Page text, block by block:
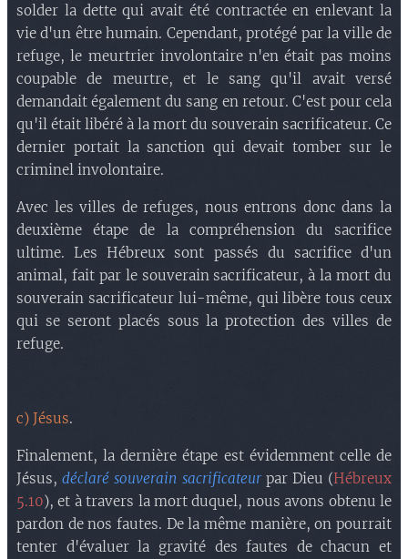
solder la dette qui avait été contractée en enlevant la
vie d'un être humain. Cependant, protégé par la ville de
refuge, le meurtrier involontaire n'en était pas moins
coupable de meurtre, et le sang qu'il avait versé
demandait également du sang en retour. C'est pour cela
qu'il était libéré à la mort du souverain sacrificateur. Ce
dernier portait la sanction qui devait tomber sur le
criminel involontaire.
Avec les villes de refuges, nous entrons donc dans la
deuxième étape de la compréhension du sacrifice
ultime. Les Hébreux sont passés du sacrifice d'un
animal, fait par le souverain sacrificateur, à la mort du
souverain sacrificateur lui-même, qui libère tous ceux
qui se seront placés sous la protection des villes de
refuge.
c) Jésus.
Finalement, la dernière étape est évidemment celle de
Jésus,déclaré souverain sacrificateurpar Dieu (Hébreux
5.10), et à travers la mort duquel, nous avons obtenu le
pardon de nos fautes. De la même manière, on pourrait
tenter d'évaluer la gravité des fautes de chacun et